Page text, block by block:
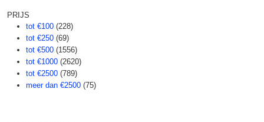
PRIJS
tot €100 (228)
tot €250 (69)
tot €500 (1556)
tot €1000 (2620)
tot €2500 (789)
meer dan €2500 (75)